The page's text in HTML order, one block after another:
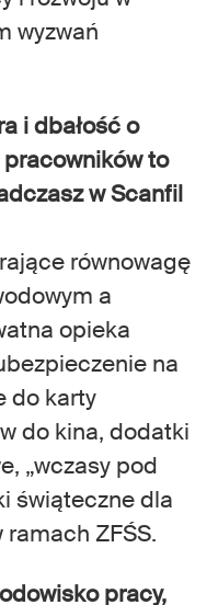
wyzwań
i dbałość o
to
w Scanfil
równowagę
a
opieka
na
do karty
do kina, dodatki
„wczasy pod
świąteczne dla
ZFŚS.
pracy,